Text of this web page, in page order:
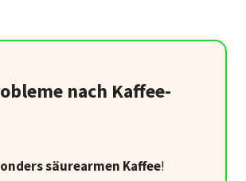
nach Kaffee-
säurearmen Kaffee!